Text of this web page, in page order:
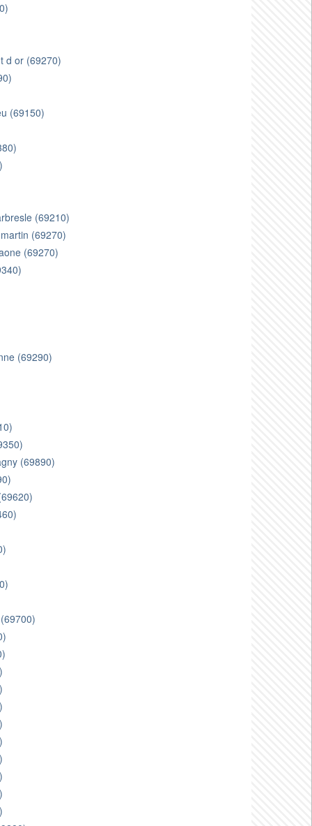
d or (69270)
(69150)
(69210)
(69270)
(69270)
(69290)
(69890)